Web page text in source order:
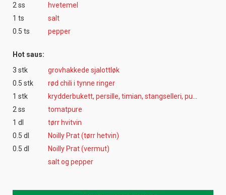
2 ss
hvetemel
1 ts
salt
0.5 ts
pepper
Hot saus:
3 stk
grovhakkede sjalottløk
0.5 stk
rød chili i tynne ringer
1 stk
2 ss
tomatpure
1 dl
tørr hvitvin
0.5 dl
Noilly Prat (tørr hetvin)
0.5 dl
Noilly Prat (vermut)
salt og pepper